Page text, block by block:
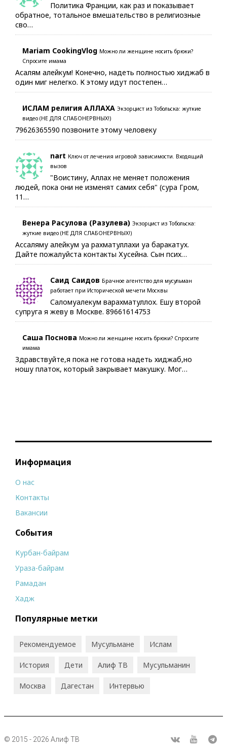
Политика Франции, как раз и показывает
обратное, тотальное вмешательство в религиозные
сво…
Mariam CookingVlog Можно ли женщине носить брюки?
Спросите имама
Асалям алейкум! Конечно, надеть полностью хиджаб в
один миг нелегко. К этому идут постепен…
ИСЛАМ религия АЛЛАХА Экзорцист из Тобольска: жуткие
видео (НЕ ДЛЯ СЛАБОНЕРВНЫХ!)
79626365590 позвоните этому человеку
nart Ключ от лечения игровой зависимости. Входящий
вызов
"Воистину, Аллах не меняет положения
людей, пока они не изменят самих себя" (сура Гром,
11…
Венера Расулова (Разулева) Экзорцист из Тобольска:
жуткие видео (НЕ ДЛЯ СЛАБОНЕРВНЫХ!)
Ассаляму алейкум уа рахматуллахи уа баракатух.
Дайте пожалуйста контакты Хусейна. Сын псих…
Саид Саидов Брачное агентство для мусульман
работает при Исторической мечети Москвы
Саломуалекум варахматуллох. Ешу второй
супруга я жеву в Москве. 89661614753
Саша Поснова Можно ли женщине носить брюки? Спросите
имама
Здравствуйте,я пока не готова надеть хиджаб,но
ношу платок, который закрывает макушку. Мог…
Информация
О нас
Контакты
Вакансии
События
Курбан-байрам
Ураза-байрам
Рамадан
Хадж
Популярные метки
Рекомендуемое Мусульмане Ислам
История Дети Алиф ТВ Мусульманин
Москва Дагестан Интервью
© 2015 - 2026 Алиф ТВ